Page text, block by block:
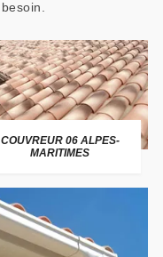
COUVREUR 06 ALPES-
MARITIMES